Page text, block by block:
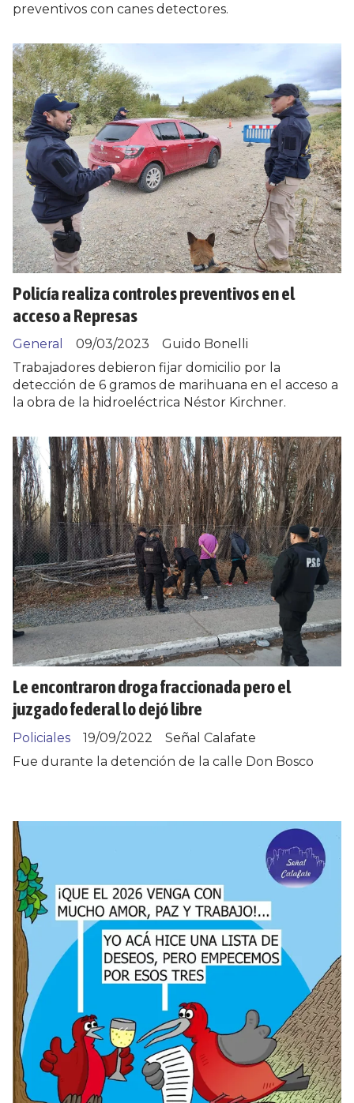
preventivos con canes detectores.
Policía realiza controles preventivos en el
acceso a Represas
Guido Bonelli
General
09/03/2023
Trabajadores debieron fijar domicilio por la
detección de 6 gramos de marihuana en el acceso a
la obra de la hidroeléctrica Néstor Kirchner.
Le encontraron droga fraccionada pero el
juzgado federal lo dejó libre
Señal Calafate
Policiales
19/09/2022
Fue durante la detención de la calle Don Bosco